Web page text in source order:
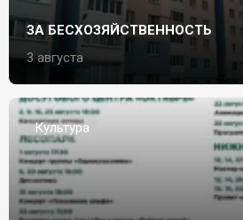
ЗА БЕСХОЗЯЙСТВЕННОСТЬ
3 августа
Культура